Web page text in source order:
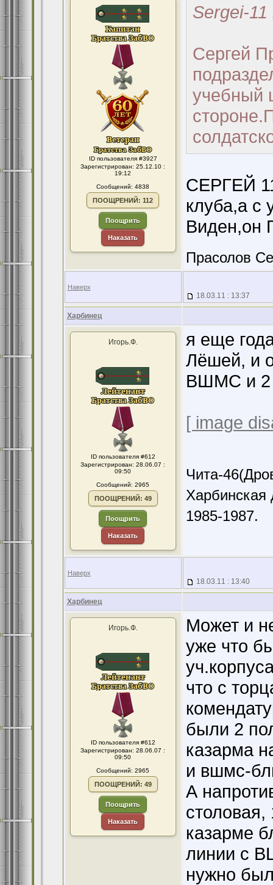
ID пользователя #3927
Зарегистрирован: 25.12.10 :
19:12
Сообщений: 4838
ПООЩРЕНИЙ: 112
Поощрить
Наказать
Sergei-
Сергей
учебный
СЕРГЕЙ
клуба,а с
Виден,он
Прасолов
Наверх
18.03.11 : 13:37
Харбинец
Игорь.Ф.
ID пользователя #612
Зарегистрирован: 28.06.07 :
09:50
Сообщений: 2965
ПООЩРЕНИЙ: 49
Поощрить
Наказать
я еще
Лёшей, и
ВШМС и 2
[ image
Чита-
Харбинская
1985-1987.
Наверх
18.03.11 : 13:40
Харбинец
Игорь.Ф.
ID пользователя #612
Зарегистрирован: 28.06.07 :
09:50
Сообщений: 2965
ПООЩРЕНИЙ: 49
Поощрить
Наказать
Может и
уже что
что с
были 2
казарма
и вшмс-
А
казарме
линии с
нужно